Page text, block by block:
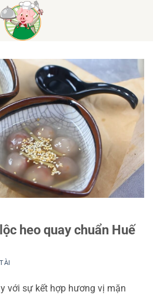
heo quay chuẩn Huế
với sự kết hợp hương vị mặn